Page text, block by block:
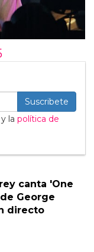
Suscribete
y la política de
canta 'One
George
directo